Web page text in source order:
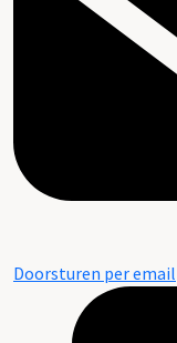
Doorsturen per email